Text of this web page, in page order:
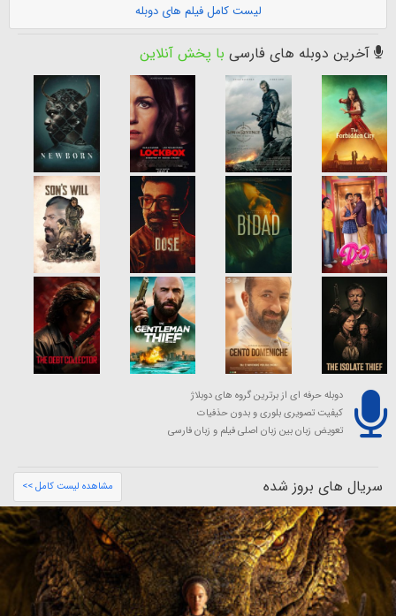
لیست کامل فیلم های دوبله
آخرین دوبله های فارسی با پخش آنلاین
دوبله حرفه ای از برترین گروه های دوبلاژ
کیفیت تصویری بلوری و بدون حذفیات
تعویض زبان بین زبان اصلی فیلم و زبان فارسی
سریال های بروز شده مشاهده لیست کامل >>